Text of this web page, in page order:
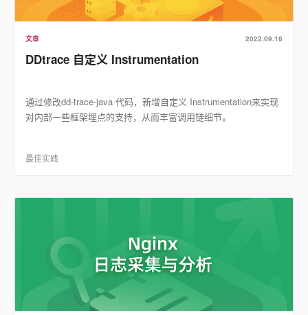
文章 2022.09.16
DDtrace 自定义 Instrumentation
通过修改dd-trace-java 代码，新增自定义 Instrumentation来实现
对内部一些框架埋点的支持，从而丰富调用链细节。
最佳实践